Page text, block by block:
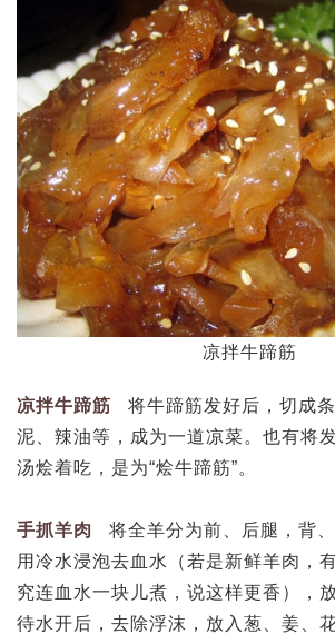
凉拌牛蹄筋
凉拌牛蹄筋 将牛蹄筋发好后，切成
泥、辣油等，成为一道凉菜。也有将
汤烩着吃，是为“烩牛蹄筋”。
手抓羊肉
将全羊分为前、后腿，背、
用冷水浸泡去血水（若是新鲜羊肉，
究连血水一块儿煮，说这样更香），
待水开后，去除浮沫，放入葱、姜、